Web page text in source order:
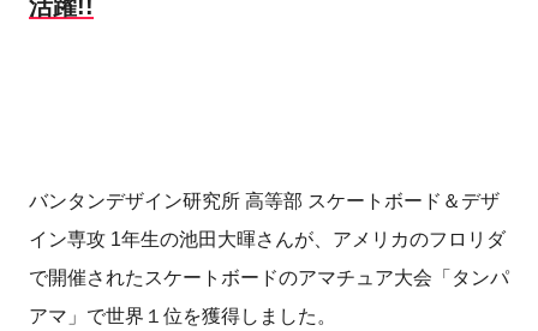
活躍!!
バンタンデザイン研究所 高等部 スケートボード＆デザ
イン専攻 1年生の池田大暉さんが、アメリカのフロリダ
で開催されたスケートボードのアマチュア大会「タンパ
アマ」で世界１位を獲得しました。